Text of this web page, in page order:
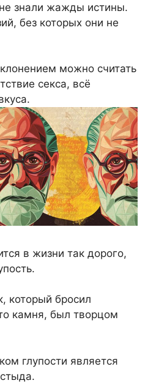
знали жажды истины.
без которых они не
можно считать
секса, всё
в жизни так дорого,
который бросил
камня, был творцом
глупости является